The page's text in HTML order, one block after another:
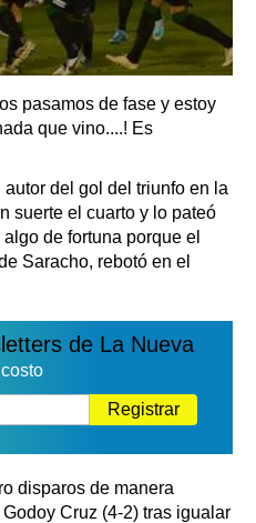
pasamos de fase y estoy
que vino....! Es
del gol del triunfo en la
suerte el cuarto y lo pateó
de fortuna porque el
Saracho, rebotó en el
de La Nueva
Registrar
disparos de manera
Cruz (4-2) tras igualar